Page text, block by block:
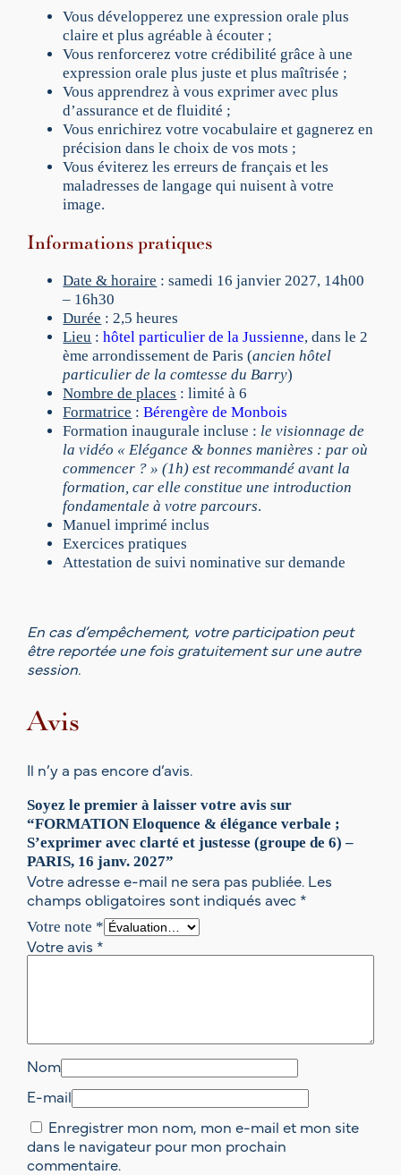
a
g
r
o
p
e
e
)
–
P
A
R
I
S
,
1
v
.
2
0
2
7
Vous développerez une expression orale plus
claire et plus agréable à écouter ;
Vous renforcerez votre crédibilité grâce à une
expression orale plus juste et plus maîtrisée ;
Vous apprendrez à vous exprimer avec plus
d’assurance et de fluidité ;
Vous enrichirez votre vocabulaire et gagnerez en
précision dans le choix de vos mots ;
Vous éviterez les erreurs de français et les
maladresses de langage qui nuisent à votre
image.
Informations pratiques
Date & horaire : samedi 16 janvier 2027, 14h00
– 16h30
Durée : 2,5 heures
Lieu :hôtel particulier de la Jussienne, dans le 2
ème arrondissement de Paris (ancien hôtel
particulier de la comtesse du Barry)
Nombre de places : limité à 6
Formatrice :Bérengère de Monbois
Formation inaugurale incluse : le visionnage de
la vidéo « Elégance & bonnes manières : par où
commencer ? » (1h) est recommandé avant la
formation, car elle constitue une introduction
fondamentale à votre parcours.
Manuel imprimé inclus
Exercices pratiques
Attestation de suivi nominative sur demande
En cas d’empêchement, votre participation peut
être reportée une fois gratuitement sur une autre
session.
Avis
Il n’y a pas encore d’avis.
Soyez le premier à laisser votre avis sur
“FORMATION Eloquence & élégance verbale ;
S’exprimer avec clarté et justesse (groupe de 6) –
PARIS, 16 janv. 2027”
Votre adresse e-mail ne sera pas publiée. Les
champs obligatoires sont indiqués avec *
Votre note *
Votre avis *
Nom
E-mail
Enregistrer mon nom, mon e-mail et mon site
dans le navigateur pour mon prochain
commentaire.